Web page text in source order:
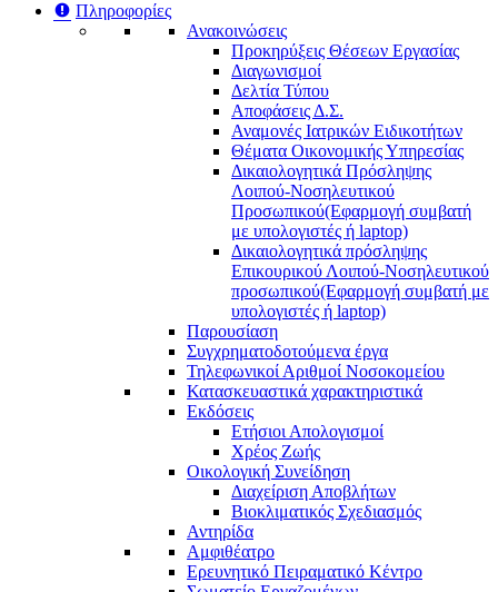
Πληροφορίες
Ανακοινώσεις
Προκηρύξεις Θέσεων Εργασίας
Διαγωνισμοί
Δελτία Τύπου
Αποφάσεις Δ.Σ.
Αναμονές Ιατρικών Ειδικοτήτων
Θέματα Οικονομικής Υπηρεσίας
Δικαιολογητικά Πρόσληψης
Λοιπού-Νοσηλευτικού
Προσωπικού(Εφαρμογή συμβατή
με υπολογιστές ή laptop)
Δικαιολογητικά πρόσληψης
Επικουρικού Λοιπού-Νοσηλευτικού
προσωπικού(Εφαρμογή συμβατή με
υπολογιστές ή laptop)
Παρουσίαση
Συγχρηματοδοτούμενα έργα
Τηλεφωνικοί Αριθμοί Νοσοκομείου
Κατασκευαστικά χαρακτηριστικά
Εκδόσεις
Ετήσιοι Απολογισμοί
Χρέος Ζωής
Οικολογική Συνείδηση
Διαχείριση Αποβλήτων
Βιοκλιματικός Σχεδιασμός
Αντηρίδα
Αμφιθέατρο
Ερευνητικό Πειραματικό Κέντρο